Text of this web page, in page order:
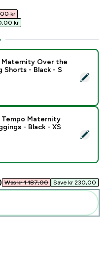
kr‎
kr‎
Women's Maternity Over
Maternity Over the
Shorts - Black - S
Women's Tempo Maternity
Tempo Maternity
- Black - XS
Was kr 1 187,00‎ Save kr 230,00‎